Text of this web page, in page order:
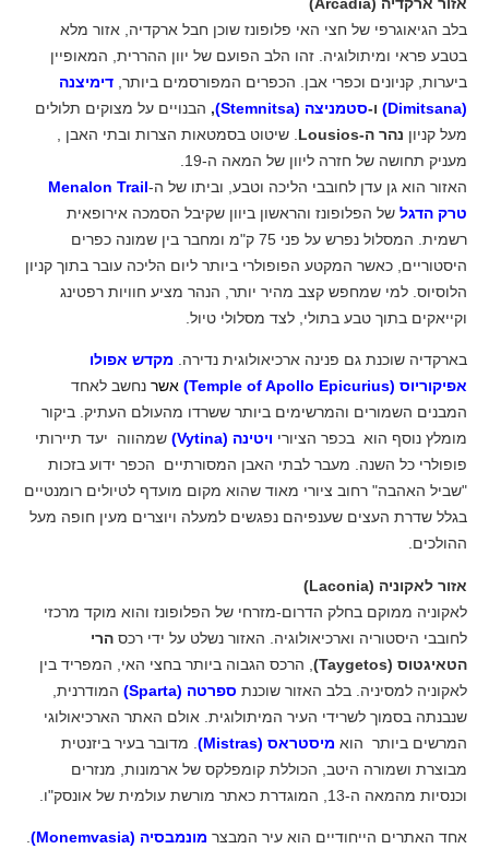
בלב הגיאוגרפי של חצי האי פלופונז שוכן חבל ארקדיה, אזור מלא
בטבע פראי ומיתולוגיה. זהו הלב הפועם של יוון ההררית, המאופיין
ביערות, קניונים וכפרי אבן. הכפרים המפורסמים ביותר, דימיצנה
(Dimitsana)
ו-סטמניצה (Stemnitsa) , הבנויים על מצוקים תלולים
מעל קניון נהר ה-Lousios
. שיטוט בסמטאות הצרות ובתי האבן ,
מעניק תחושה של חזרה ליוון של המאה ה-19.
האזור הוא גן עדן לחובבי הליכה וטבע, וביתו של ה-Menalon Trail
טרק הדגל של הפלופונז והראשון ביוון שקיבל הסמכה אירופאית
רשמית. המסלול נפרש על פני 75 ק"מ ומחבר בין שמונה כפרים
היסטוריים, כאשר המקטע הפופולרי ביותר ליום הליכה עובר בתוך קניון
הלוסיוס. למי שמחפש קצב מהיר יותר, הנהר מציע חוויות רפטינג
וקייאקים בתוך טבע בתולי, לצד מסלולי טיול.
בארקדיה שוכנת גם פנינה ארכיאולוגית נדירה. מקדש אפולו
אפיקוריוס (Temple of Apollo Epicurius)
אשר נחשב לאחד
המבנים השמורים והמרשימים ביותר ששרדו מהעולם העתיק. ביקור
מומלץ נוסף הוא בכפר הציורי ויטינה (Vytina)
שמהווה יעד תיירותי
פופולרי כל השנה. מעבר לבתי האבן המסורתיים הכפר ידוע בזכות
"שביל האהבה" רחוב ציורי מאוד שהוא מקום מועדף לטיולים רומנטיים
בגלל שדרת העצים שענפיהם נפגשים למעלה ויוצרים מעין חופה מעל
ההולכים.
אזור לאקוניה (Laconia)
לאקוניה ממוקם בחלק הדרום-מזרחי של הפלופונז והוא מוקד מרכזי
לחובבי היסטוריה וארכיאולוגיה. האזור נשלט על ידי רכס הרי
הטאיגטוס (Taygetos)
, הרכס הגבוה ביותר בחצי האי, המפריד בין
לאקוניה למסיניה. בלב האזור שוכנת ספרטה (Sparta)
המודרנית,
שנבנתה בסמוך לשרידי העיר המיתולוגית. אולם האתר הארכיאולוגי
המרשים ביותר הוא מיסטראס (Mistras)
. מדובר בעיר ביזנטית
מבוצרת ושמורה היטב, הכוללת קומפלקס של ארמונות, מנזרים
וכנסיות מהמאה ה-13, המוגדרת כאתר מורשת עולמית של אונסק"ו.
אחד האתרים הייחודיים הוא עיר המבצר מונמבסיה (Monemvasia)